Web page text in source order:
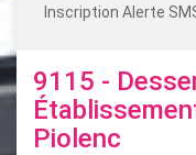
Inscription Alerte
9115 -
Piolenc